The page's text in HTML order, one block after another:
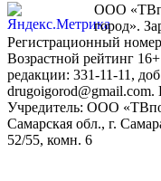
ООО
город».
Регистрационный
Возрастной рейтинг
редакции: 331-11-11,
Учредитель: ООО
Самарская обл., г.
52/55, комн. 6